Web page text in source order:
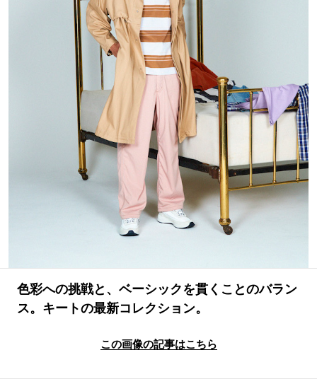
#Commune H #FOCUS IT #AH.H
#ととけん #FASHION #MUSIC
#LIFESTYLE #SNEAKER #OUTDOOR
#SPORTS #HANDSOME HANDBOOK
色彩への挑戦と、ベーシックを貫くことのバラン
ス。キートの最新コレクション。
この画像の記事はこちら